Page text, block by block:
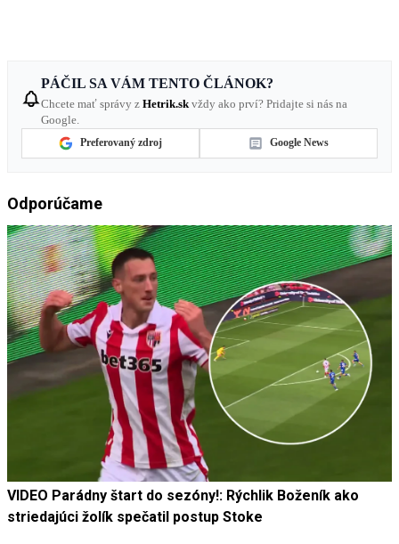
PÁČIL SA VÁM TENTO ČLÁNOK?
Chcete mať správy z Hetrik.sk vždy ako prví? Pridajte si nás na
Google.
Preferovaný zdroj Google News
Odporúčame
VIDEO Parádny štart do sezóny!: Rýchlik Boženík ako
striedajúci žolík spečatil postup Stoke